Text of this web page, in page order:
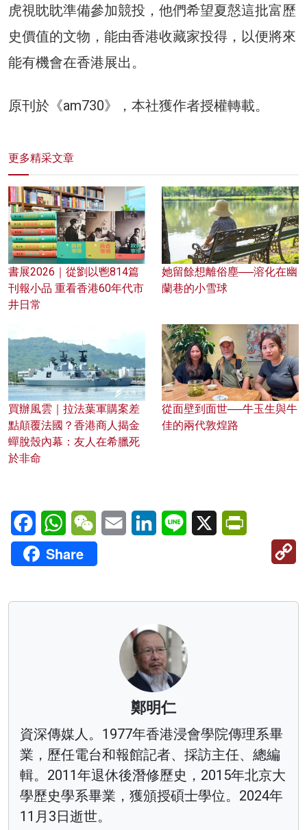
虎視眈眈準備參加競投，他們希望夏慤這批富歷
史價值的文物，能由香港收藏家投得，以便將來
能有機會在香港展出。
原刊於《am730》，本社獲作者授權轉載。
更多精采文章
書展2026｜從劉以鬯814篇
刊報小品 重看香港60年代市
井日常
她留餘想離俗塵──溶化在幽
蘭巷的小雪球
買辦風雲｜拉法葉軍購案差
點顛覆法國？香港商人揭金
蟬脫殼內幕：友人在希臘死
於非命
從面壁到面世──牛玉生與牛
佳的兩代敦煌路
FacebookWhatsAppWeChatEmail LinkedInLine X
Share
鄭明仁
資深傳媒人。1977年香港浸會學院傳理系畢
業，歷任電台和報館記者、採訪主任、總編
輯。2011年退休後潛修歷史，2015年北京大
學歷史學系畢業，獲頒授碩士學位。2024年
11月3日逝世。